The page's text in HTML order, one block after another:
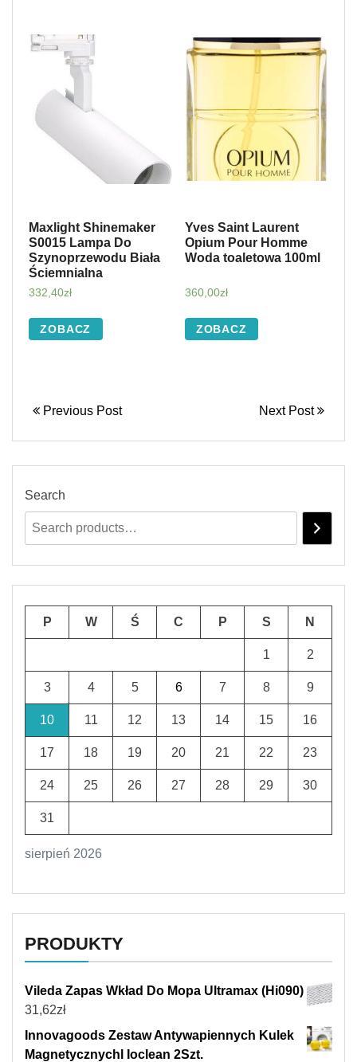
Maxlight Shinemaker
S0015 Lampa Do
Szynoprzewodu Biała
Ściemnialna
332,40zł
ZOBACZ
Yves Saint Laurent
Opium Pour Homme
Woda toaletowa 100ml
360,00zł
ZOBACZ
Previous Post Next Post
Search
sierpień 2026
P W Ś C P S N
1 2
3 4 5 6 7 8 9
10 11 12 13 14 15 16
17 18 19 20 21 22 23
24 25 26 27 28 29 30
31
PRODUKTY
Vileda Zapas Wkład Do Mopa Ultramax (Hi090)
31,62zł
Innovagoods Zestaw Antywapiennych Kulek
Magnetycznychl Ioclean 2Szt.